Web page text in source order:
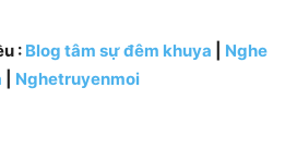
: Blog tâm sự đêm khuya
Nghe
Nghetruyenmoi